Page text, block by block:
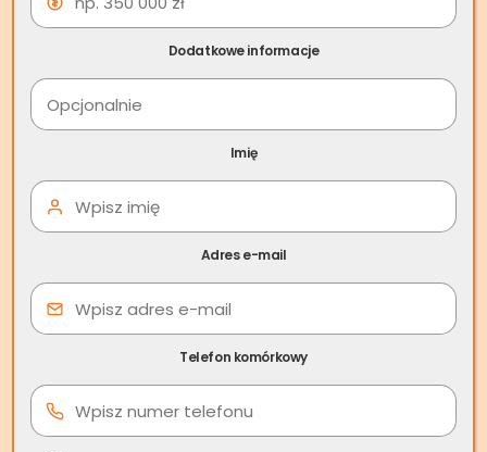
Niesprawiedliwy podział
majątku przez rodziców – jak
rodzice przekazują swój
majątek dzieciom
Dodatkowe informacje
Imię
Adres e-mail
Telefon komórkowy